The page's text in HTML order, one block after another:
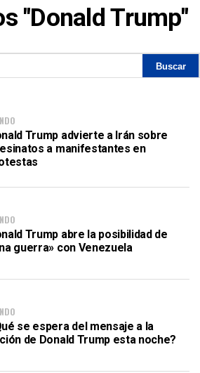
"Donald Trump"
Trump advierte a Irán sobre
a manifestantes en
Trump abre la posibilidad de
guerra» con Venezuela
se espera del mensaje a la
de Donald Trump esta noche?